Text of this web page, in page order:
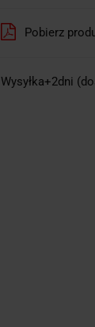
Pobierz
Wysyłka+2dni